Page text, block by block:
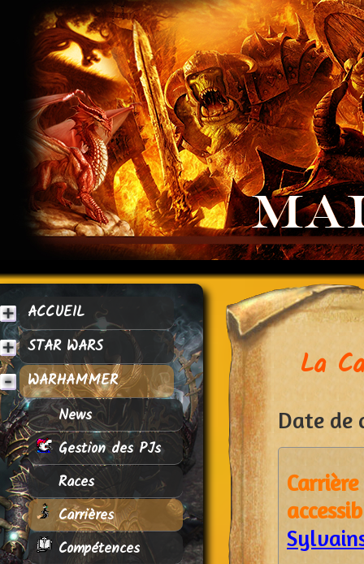
ACCUEIL
STAR WARS
WARHAMMER
News
Gestion des PJs
Races
Carrières
Compétences
La
Date de